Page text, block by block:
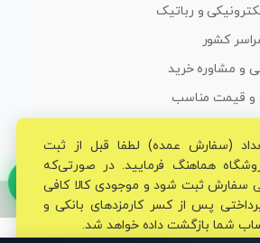
و رباتیک
کشور
و مشاوره خرید
و قیمت مناسب
تخصصی قم الکترونیک محفوظ می‌باشد.
(سفارش عمده) لطفا قبل از ثبت
هماهنگ فرمایید. در صورتی‌که
سفارش ثبت شود و موجودی کالا کافی
پس از کسر کارمزدهای بانکی و
شما بازگشت داده خواهد شد.